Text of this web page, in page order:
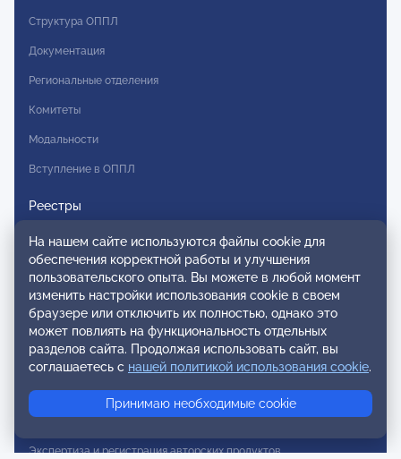
Структура ОППЛ
Документация
Региональные отделения
Комитеты
Модальности
Вступление в ОППЛ
Реестры
Реестр наблюдательных членов
Реестр консультативных членов
Реестр действительных членов
Реестр аккредитованных супервизоров
Реестр СРО
Сертификация
Экспертиза и регистрация авторских продуктов
На нашем сайте используются файлы cookie для
обеспечения корректной работы и улучшения
пользовательского опыта. Вы можете в любой момент
изменить настройки использования cookie в своем
браузере или отключить их полностью, однако это
может повлиять на функциональность отдельных
разделов сайта. Продолжая использовать сайт, вы
соглашаетесь с нашей политикой использования cookie.
Принимаю необходимые cookie